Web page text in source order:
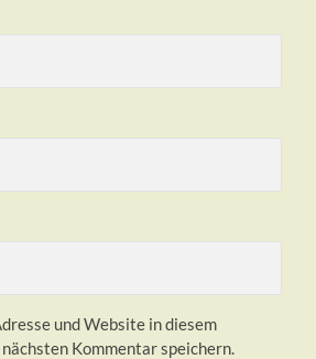
und Website in diesem
Kommentar speichern.